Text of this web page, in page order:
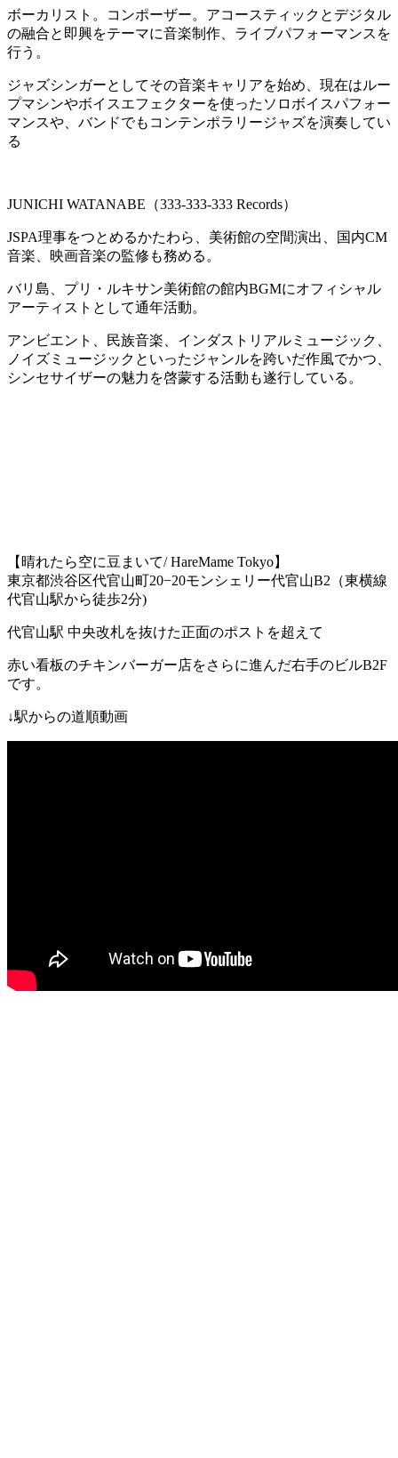
ボーカリスト。コンポーザー。アコースティックとデジタル
の融合と即興をテーマに音楽制作、ライブパフォーマンスを
行う。
ジャズシンガーとしてその音楽キャリアを始め、現在はルー
プマシンやボイスエフェクターを使ったソロボイスパフォー
マンスや、バンドでもコンテンポラリージャズを演奏してい
る
JUNICHI WATANABE（333-333-333 Records）
JSPA理事をつとめるかたわら、美術館の空間演出、国内CM
音楽、映画音楽の監修も務める。
バリ島、プリ・ルキサン美術館の館内BGMにオフィシャル
アーティストとして通年活動。
アンビエント、民族音楽、インダストリアルミュージック、
ノイズミュージックといったジャンルを跨いだ作風でかつ、
シンセサイザーの魅力を啓蒙する活動も遂行している。
【晴れたら空に豆まいて/ HareMame Tokyo】
東京都渋谷区代官山町20−20モンシェリー代官山B2 （東横線
代官山駅から徒歩2分)
代官山駅 中央改札を抜けた正面のポストを超えて
赤い看板のチキンバーガー店をさらに進んだ右手のビルB2F
です。
↓駅からの道順動画